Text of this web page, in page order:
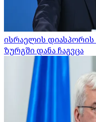
ისრაელის დიასპორის
ზურგში დანა ჩაგვცა